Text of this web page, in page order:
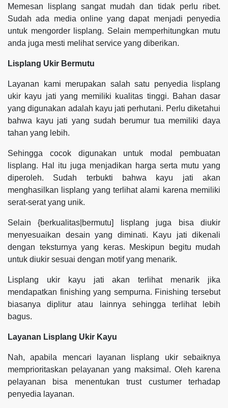
Memesan lisplang sangat mudah dan tidak perlu ribet.
Sudah ada media online yang dapat menjadi penyedia
untuk mengorder lisplang. Selain memperhitungkan mutu
anda juga mesti melihat service yang diberikan.
Lisplang Ukir Bermutu
Layanan kami merupakan salah satu penyedia lisplang
ukir kayu jati yang memiliki kualitas tinggi. Bahan dasar
yang digunakan adalah kayu jati perhutani. Perlu diketahui
bahwa kayu jati yang sudah berumur tua memiliki daya
tahan yang lebih.
Sehingga cocok digunakan untuk modal pembuatan
lisplang. Hal itu juga menjadikan harga serta mutu yang
diperoleh. Sudah terbukti bahwa kayu jati akan
menghasilkan lisplang yang terlihat alami karena memiliki
serat-serat yang unik.
Selain {berkualitas|bermutu] lisplang juga bisa diukir
menyesuaikan desain yang diminati. Kayu jati dikenali
dengan teksturnya yang keras. Meskipun begitu mudah
untuk diukir sesuai dengan motif yang menarik.
Lisplang ukir kayu jati akan terlihat menarik jika
mendapatkan finishing yang sempurna. Finishing tersebut
biasanya diplitur atau lainnya sehingga terlihat lebih
bagus.
Layanan Lisplang Ukir Kayu
Nah, apabila mencari layanan lisplang ukir sebaiknya
memprioritaskan pelayanan yang maksimal. Oleh karena
pelayanan bisa menentukan trust custumer terhadap
penyedia layanan.